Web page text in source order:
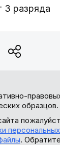
3 разряда
образцов.
.